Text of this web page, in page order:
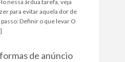
nessa árdua tarefa, veja
para evitar aquela dor de
Definir o que levar O
de anúncio